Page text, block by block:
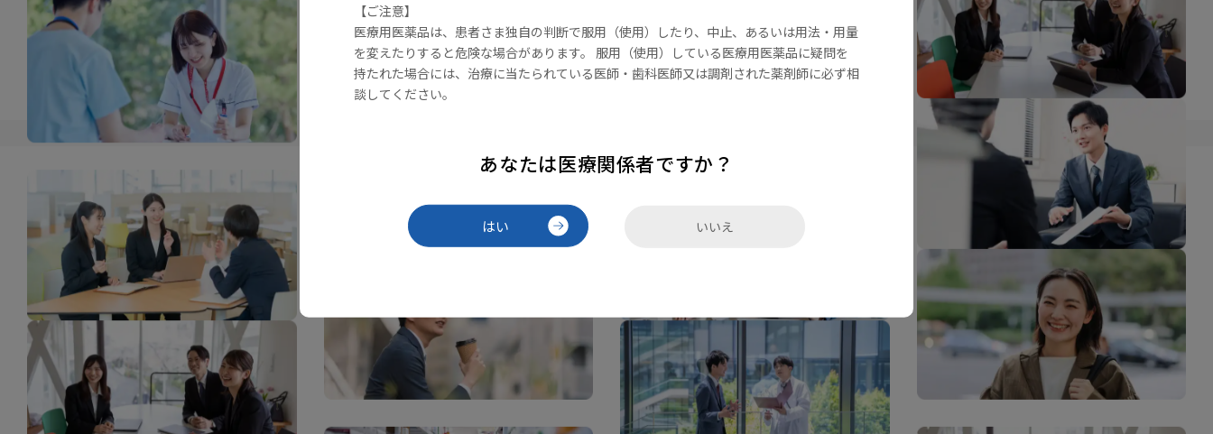
【ご注意】
医療用医薬品は、患者さま独自の判断で服用（使用）したり、中止、あるいは用法・用量
を変えたりすると危険な場合があります。 服用（使用）している医療用医薬品に疑問を
持たれた場合には、治療に当たられている医師・歯科医師又は調剤された薬剤師に必ず相
談してください。
あなたは医療関係者ですか？
はい いいえ
菌のリレーとは
採用情報
©TOA SHINYAKU CO.,LTD. All rights reserved. プライバシーポリシーサイトマップ